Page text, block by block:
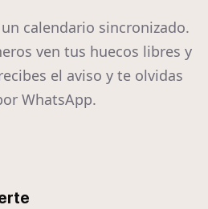
calendario sincronizado.
ven tus huecos libres y
el aviso y te olvidas
WhatsApp.